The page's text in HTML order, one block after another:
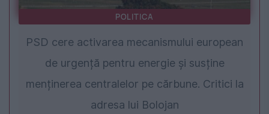
POLITICA
PSD cere activarea mecanismului european
de urgență pentru energie și susține
menținerea centralelor pe cărbune. Critici la
adresa lui Bolojan